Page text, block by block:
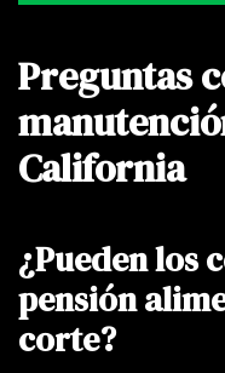
Preguntas
California
¿Pueden los
pensión
corte?